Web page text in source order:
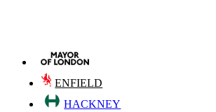
ENFIELD
HACKNEY